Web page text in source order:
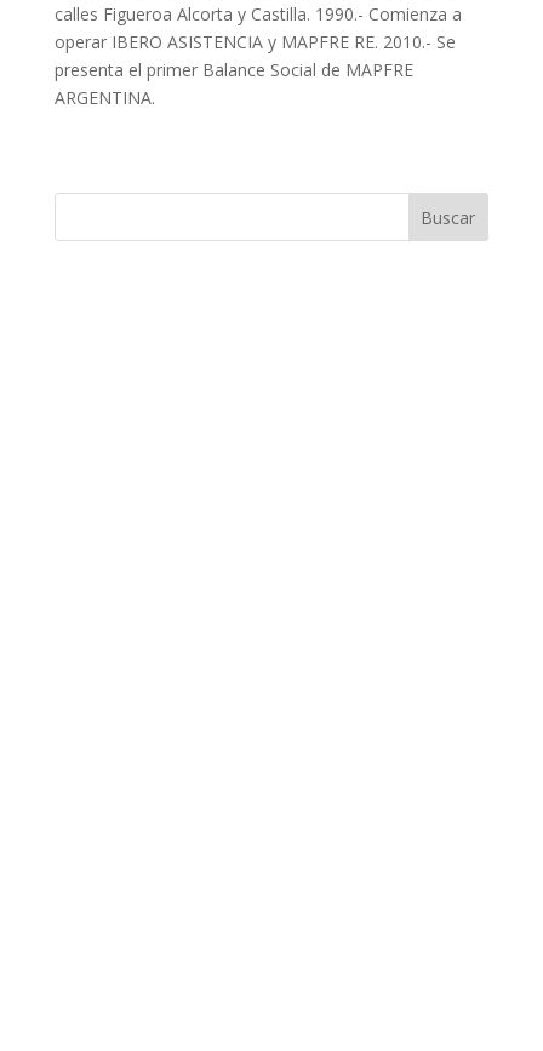
calles Figueroa Alcorta y Castilla. 1990.- Comienza a
operar IBERO ASISTENCIA y MAPFRE RE. 2010.- Se
presenta el primer Balance Social de MAPFRE
ARGENTINA.